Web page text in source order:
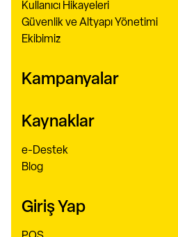
Kullanıcı Hikayeleri
Güvenlik ve Altyapı Yönetimi
Ekibimiz
Kampanyalar
Kaynaklar
e-Destek
Blog
Giriş Yap